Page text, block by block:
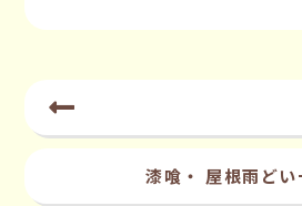
漆喰・ 屋根雨どい